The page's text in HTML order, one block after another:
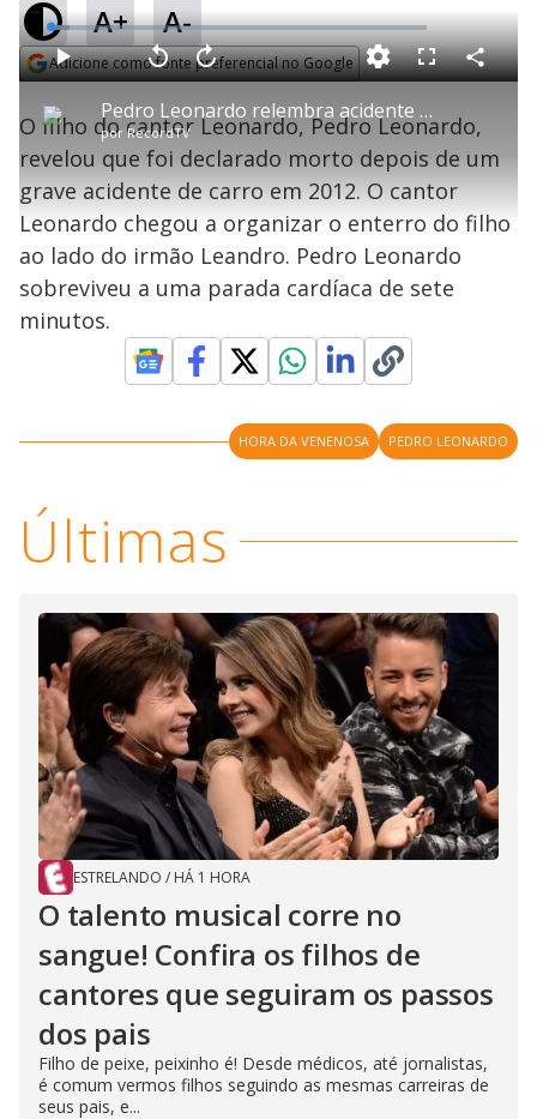
A+ A-
Adicione como fonte preferencial no Google
P
l
a
y
V
i
d
e
o
Pedro Leonardo relembra acidente que foi dado como morto
por RecordTV
P V
l
a
r
0
e
g
n
d
s
A
n
a
1
e
d
s
L
o
a
d
e
5
.
0
8
%
F
l
s
c
e
n
C
o
r
i
l
O filho do cantor Leonardo, Pedro Leonardo,
revelou que foi declarado morto depois de um
grave acidente de carro em 2012. O cantor
Leonardo chegou a organizar o enterro do filho
ao lado do irmão Leandro. Pedro Leonardo
sobreviveu a uma parada cardíaca de sete
minutos.
HORA DA VENENOSA PEDRO LEONARDO
Últimas
ESTRELANDO / HÁ 1 HORA
O talento musical corre no
sangue! Confira os filhos de
cantores que seguiram os passos
dos pais
Filho de peixe, peixinho é! Desde médicos, até jornalistas,
é comum vermos filhos seguindo as mesmas carreiras de
seus pais, e...